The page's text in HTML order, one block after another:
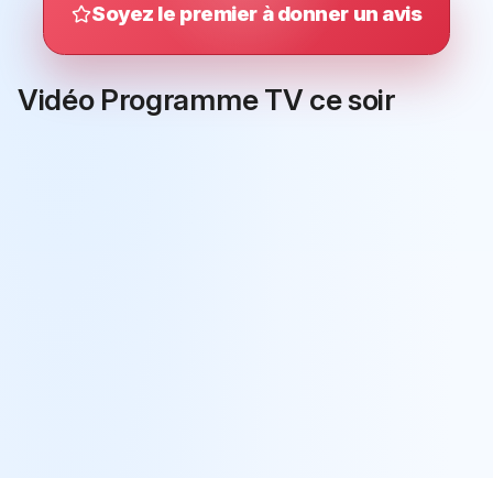
Soyez le premier à donner un avis
Vidéo Programme TV ce soir